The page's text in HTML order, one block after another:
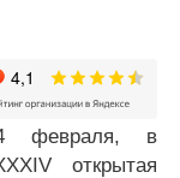
февраля, в
открытая